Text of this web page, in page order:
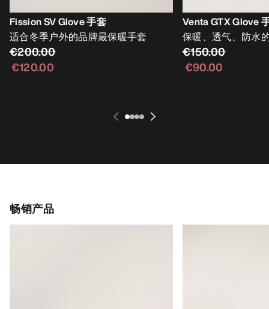
Fission SV Glove 手套
适合冬季户外的品牌最保暖手套
€200.00
€120.00
Venta GTX Glove
保暖、透气、防水
€150.00
€90.00
畅销产品